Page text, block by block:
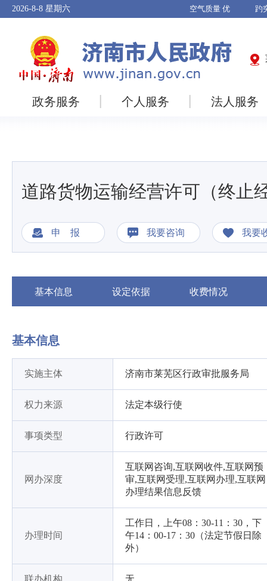
2026-8-8 星期六
政务服务 个人服务 法人服务
道路货物运输经营许可（终止
申 报 我要咨询 我要
基本信息 设定依据 收费情况
基本信息
实施主体 济南市莱芜区行政审批服务局
权力来源 法定本级行使
事项类型 行政许可
网办深度
互联网咨询,互联网收件,互联网预
审,互联网受理,互联网办理,互联网
办理结果信息反馈
办理时间
工作日，上午08：30-11：30，下
午14：00-17：30（法定节假日除
外）
联办机构 无